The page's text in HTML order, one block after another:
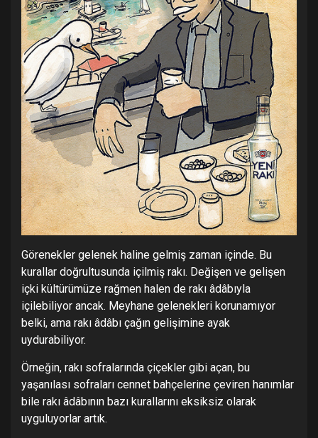
Görenekler gelenek haline gelmiş zaman içinde. Bu
kurallar doğrultusunda içilmiş rakı. Değişen ve gelişen
içki kültürümüze rağmen halen de rakı âdâbıyla
içilebiliyor ancak. Meyhane gelenekleri korunamıyor
belki, ama rakı âdâbı çağın gelişimine ayak
uydurabiliyor.
Örneğin, rakı sofralarında çiçekler gibi açan, bu
yaşanılası sofraları cennet bahçelerine çeviren hanımlar
bile rakı âdâbının bazı kurallarını eksiksiz olarak
uyguluyorlar artık.